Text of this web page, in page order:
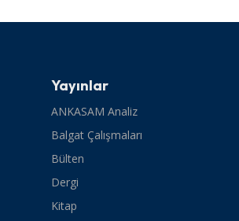
Yayınlar
ANKASAM Analiz
Balgat Çalışmaları
Bülten
Dergi
Kitap